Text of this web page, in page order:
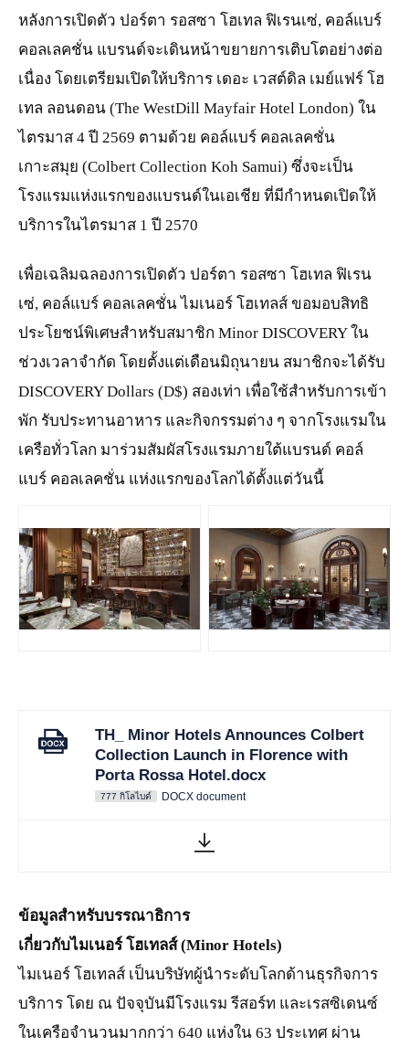
หลังการเปิดตัว ปอร์ตา รอสซา โฮเทล ฟิเรนเซ่, คอล์แบร์
คอลเลคชั่น แบรนด์จะเดินหน้าขยายการเติบโตอย่างต่อ
เนื่อง โดยเตรียมเปิดให้บริการ เดอะ เวสต์ดิล เมย์แฟร์ โฮ
เทล ลอนดอน (The WestDill Mayfair Hotel London) ใน
ไตรมาส 4 ปี 2569 ตามด้วย คอล์แบร์ คอลเลคชั่น
เกาะสมุย (Colbert Collection Koh Samui) ซึ่งจะเป็น
โรงแรมแห่งแรกของแบรนด์ในเอเชีย ที่มีกำหนดเปิดให้
บริการในไตรมาส 1 ปี 2570
เพื่อเฉลิมฉลองการเปิดตัว ปอร์ตา รอสซา โฮเทล ฟิเรน
เซ่, คอล์แบร์ คอลเลคชั่น ไมเนอร์ โฮเทลส์ ขอมอบสิทธิ
ประโยชน์พิเศษสำหรับสมาชิก Minor DISCOVERY ใน
ช่วงเวลาจำกัด โดยตั้งแต่เดือนมิถุนายน สมาชิกจะได้รับ
DISCOVERY Dollars (D$) สองเท่า เพื่อใช้สำหรับการเข้า
พัก รับประทานอาหาร และกิจกรรมต่าง ๆ จากโรงแรมใน
เครือทั่วโลก มาร่วมสัมผัสโรงแรมภายใต้แบรนด์ คอล์
แบร์ คอลเลคชั่น แห่งแรกของโลกได้ตั้งแต่วันนี้
JPG JPG
TH_ Minor Hotels Announces Colbert
Collection Launch in Florence with
Porta Rossa Hotel.docx
777 กิโลไบต์ DOCX document
ข้อมูลสำหรับบรรณาธิการ
เกี่ยวกับไมเนอร์ โฮเทลส์ (Minor Hotels)
ไมเนอร์ โฮเทลส์ เป็นบริษัทผู้นำระดับโลกด้านธุรกิจการ
บริการ โดย ณ ปัจจุบันมีโรงแรม รีสอร์ท และเรสซิเดนซ์
ในเครือจำนวนมากกว่า 640 แห่งใน 63 ประเทศ ผ่าน